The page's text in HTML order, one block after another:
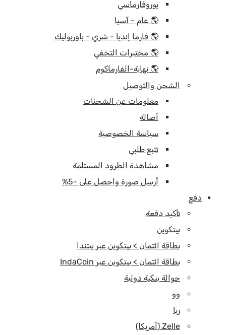
يوروفارماسي
🌎 عام - آسيا
🌎 فارما إنديا - شري - باوربوليك
🌎 مختبرات التخفي
🌎 نهاية-الفارماكوم
الشحن والتوصيل
معلومات عن الشحنات
أصالة
سياسة الخصوصية
تتبع طلبي
مشاهدة الطرود المستلمة
أرسل صورة واحصل على -5%
دفع
تأكيد دفعة
بيتكوين
بطاقة ائتمان > بيتكوين عبر بيتندا
بطاقة ائتمان > بيتكوين عبر IndaCoin
حوالة بنكية دولية
وو
ريا
Zelle (أمريكا)